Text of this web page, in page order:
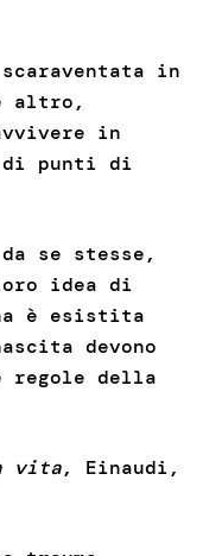
in
altro,
in
di punti di
se stesse,
idea di
è esistita
devono
regole della
vita, Einaudi,